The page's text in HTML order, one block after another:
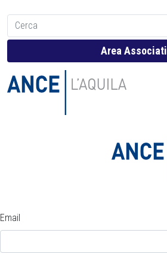
Area Associati
Email